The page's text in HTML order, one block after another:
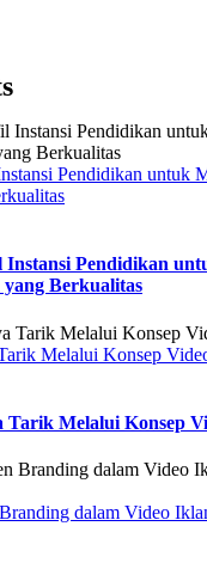
Pendidikan untuk
Instansi Pendidikan
Berkualitas
Melalui Konsep
Tarik Melalui Konsep
dalam Video